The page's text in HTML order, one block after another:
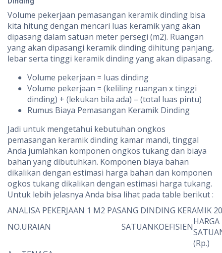
Volume pekerjaan pemasangan keramik dinding bisa
kita hitung dengan mencari luas keramik yang akan
dipasang dalam satuan meter persegi (m2). Ruangan
yang akan dipasangi keramik dinding dihitung panjang,
lebar serta tinggi keramik dinding yang akan dipasang.
Volume pekerjaan = luas dinding
Volume pekerjaan = (keliling ruangan x tinggi
dinding) + (lekukan bila ada) – (total luas pintu)
Rumus Biaya Pemasangan Keramik Dinding
Jadi untuk mengetahui kebutuhan ongkos
pemasangan keramik dinding kamar mandi, tinggal
Anda jumlahkan komponen ongkos tukang dan biaya
bahan yang dibutuhkan. Komponen biaya bahan
dikalikan dengan estimasi harga bahan dan komponen
ogkos tukang dikalikan dengan estimasi harga tukang.
Untuk lebih jelasnya Anda bisa lihat pada table berikut :
ANALISA PEKERJAAN 1 M2 PASANG DINDING KERAMIK
NO.URAIAN SATUANKOEFISIENHARGA
(Rp.)